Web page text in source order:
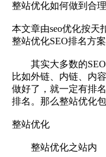
整站优化如何做到合
本文章由seo优化按天
整站优化SEO排名方案
其实大多数的
比如外链、内链、内
做好了，就一定有排
排名。那么整站优化
整站优化
整站优化之站内